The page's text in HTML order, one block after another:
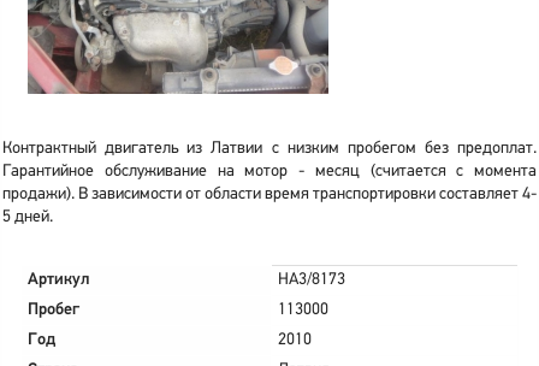
Контрактный двигатель из Латвии с низким пробегом без предоплат.
Гарантийное обслуживание на мотор - месяц (считается с момента
продажи). В зависимости от области время транспортировки составляет 4-
5 дней.
Артикул
HA3/8173
Пробег
113000
Год
2010